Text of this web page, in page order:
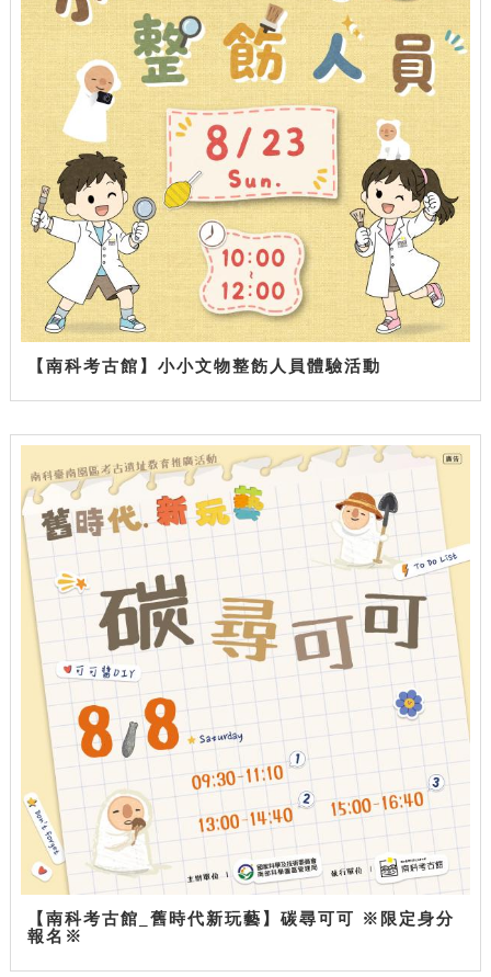
【南科考古館】小小文物整飭人員體驗活動
【南科考古館_舊時代新玩藝】碳尋可可 ※限定身分
報名※